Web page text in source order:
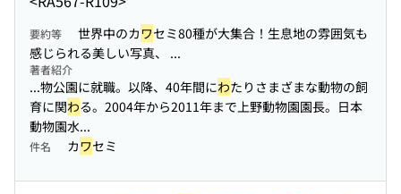
要約等 世界中のカワセミ80種が大集合！生息地の雰囲気も
感じられる美しい写真、 ...
著者紹介
...物公園に就職。以降、40年間にわたりさまざまな動物の飼
育に関わる。2004年から2011年まで上野動物園園長。日本
動物園水...
件名 カワセミ